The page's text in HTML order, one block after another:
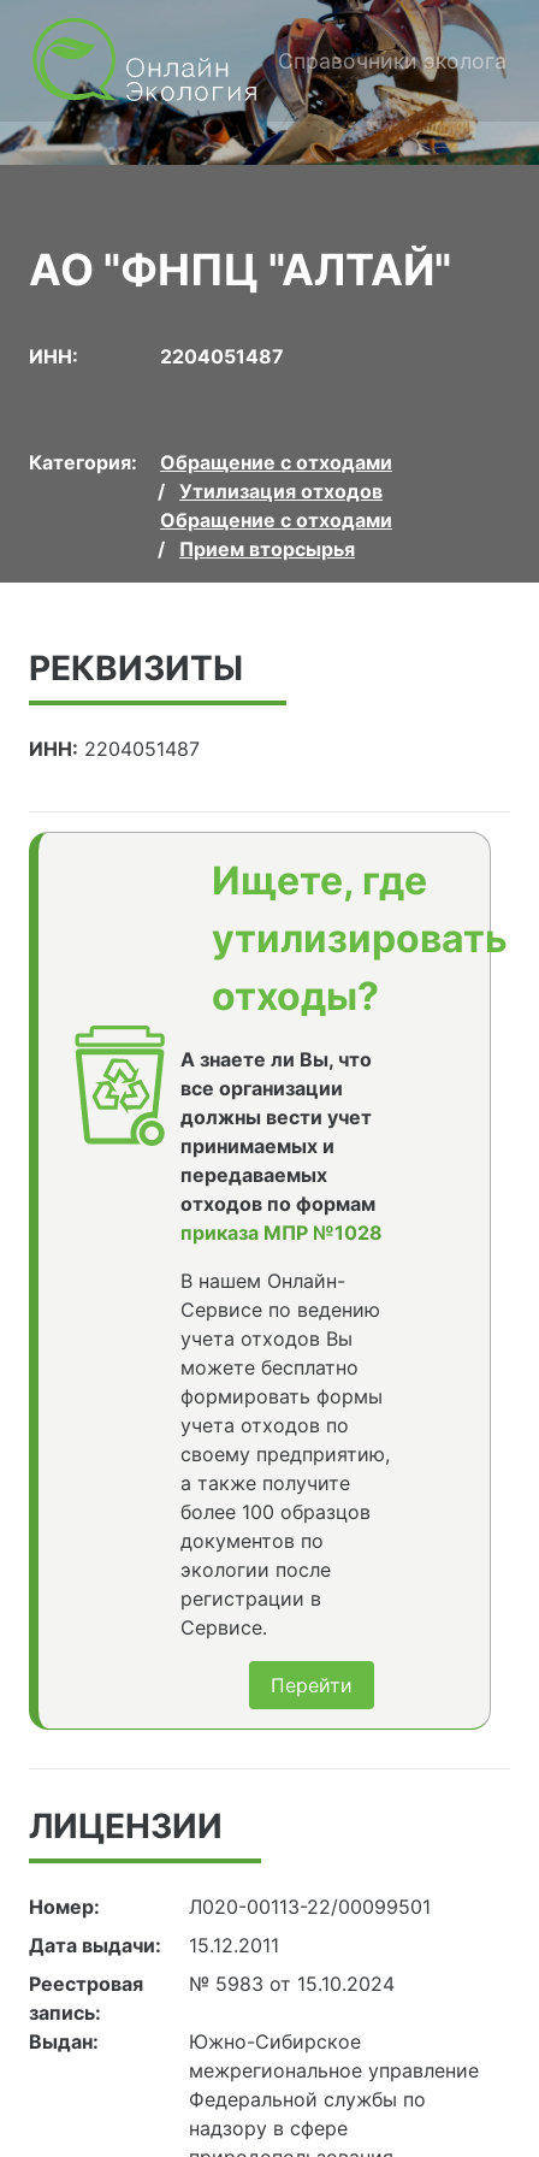
Справочники эколога
АО "ФНПЦ "АЛТАЙ"
ИНН: 2204051487
Категория:
Обращение с отходами
Утилизация отходов
Обращение с отходами
Прием вторсырья
РЕКВИЗИТЫ
ИНН: 2204051487
Ищете, где
утилизировать
отходы?
А знаете ли Вы, что
все организации
должны вести учет
принимаемых и
передаваемых
отходов по формам
приказа МПР №1028
В нашем Онлайн-
Сервисе по ведению
учета отходов Вы
можете бесплатно
формировать формы
учета отходов по
своему предприятию,
а также получите
более 100 образцов
документов по
экологии после
регистрации в
Сервисе.
Перейти
ЛИЦЕНЗИИ
Номер:
Л020-00113-22/00099501
Дата выдачи:
15.12.2011
Реестровая
запись:
№ 5983 от 15.10.2024
Выдан:
Южно-Сибирское
межрегиональное управление
Федеральной службы по
надзору в сфере